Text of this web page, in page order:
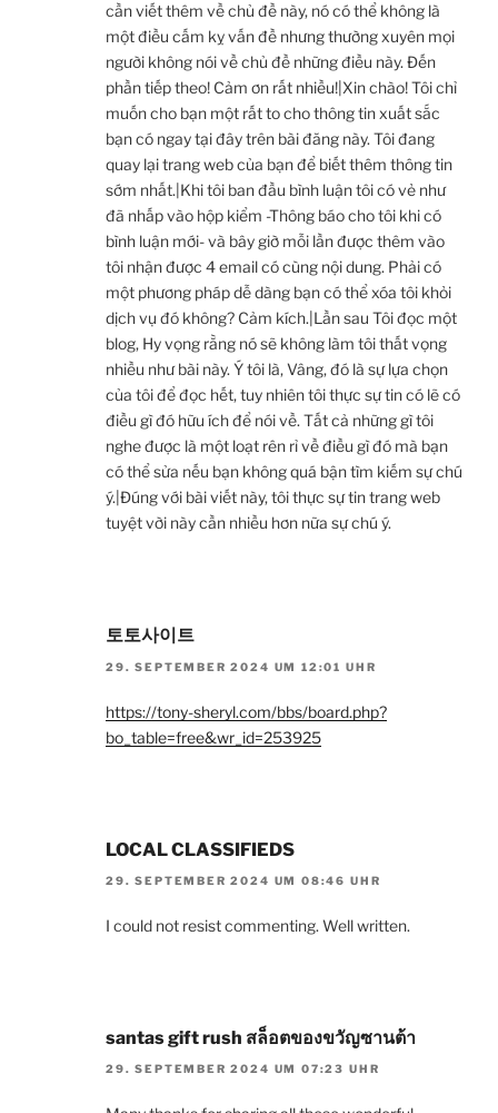
cần viết thêm về chủ đề này, nó có thể không là
một điều cấm kỵ vấn đề nhưng thường xuyên mọi
người không nói về chủ đề những điều này. Đến
phần tiếp theo! Cảm ơn rất nhiều!|Xin chào! Tôi chỉ
muốn cho bạn một rất to cho thông tin xuất sắc
bạn có ngay tại đây trên bài đăng này. Tôi đang
quay lại trang web của bạn để biết thêm thông tin
sớm nhất.|Khi tôi ban đầu bình luận tôi có vẻ như
đã nhấp vào hộp kiểm -Thông báo cho tôi khi có
bình luận mới- và bây giờ mỗi lần được thêm vào
tôi nhận được 4 email có cùng nội dung. Phải có
một phương pháp dễ dàng bạn có thể xóa tôi khỏi
dịch vụ đó không? Cảm kích.|Lần sau Tôi đọc một
blog, Hy vọng rằng nó sẽ không làm tôi thất vọng
nhiều như bài này. Ý tôi là, Vâng, đó là sự lựa chọn
của tôi để đọc hết, tuy nhiên tôi thực sự tin có lẽ có
điều gì đó hữu ích để nói về. Tất cả những gì tôi
nghe được là một loạt rên rỉ về điều gì đó mà bạn
có thể sửa nếu bạn không quá bận tìm kiếm sự chú
ý.|Đúng với bài viết này, tôi thực sự tin trang web
tuyệt vời này cần nhiều hơn nữa sự chú ý.
토토사이트
29. SEPTEMBER 2024 UM 12:01 UHR
https://tony-sheryl.com/bbs/board.php?
bo_table=free&wr_id=253925
LOCAL CLASSIFIEDS
29. SEPTEMBER 2024 UM 08:46 UHR
I could not resist commenting. Well written.
santas gift rush สล็อตของขวัญซานต้า
29. SEPTEMBER 2024 UM 07:23 UHR